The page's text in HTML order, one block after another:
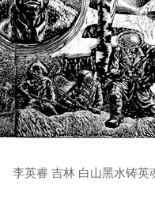
李英睿 吉林 白山黑水铸英